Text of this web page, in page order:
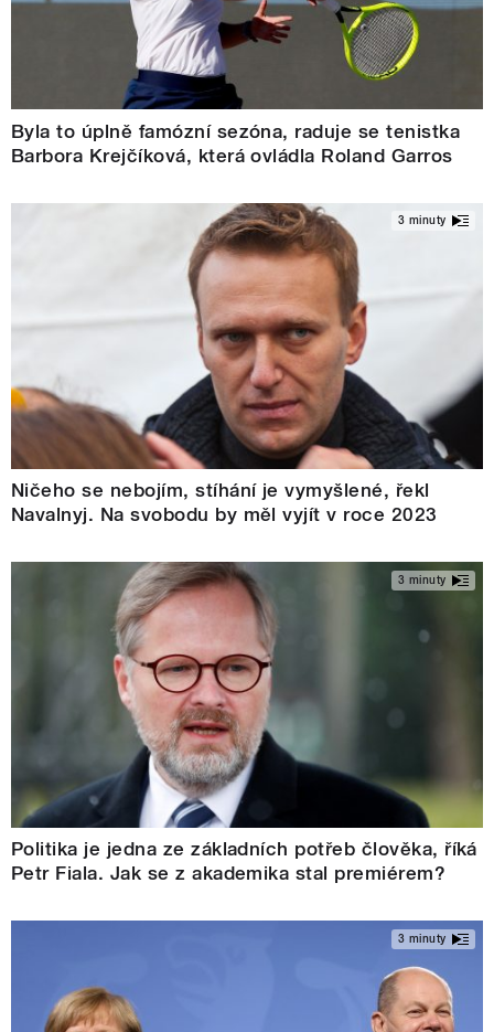
Byla to úplně famózní sezóna, raduje se tenistka
Barbora Krejčíková, která ovládla Roland Garros
3 minuty
Ničeho se nebojím, stíhání je vymyšlené, řekl
Navalnyj. Na svobodu by měl vyjít v roce 2023
3 minuty
Politika je jedna ze základních potřeb člověka, říká
Petr Fiala. Jak se z akademika stal premiérem?
3 minuty